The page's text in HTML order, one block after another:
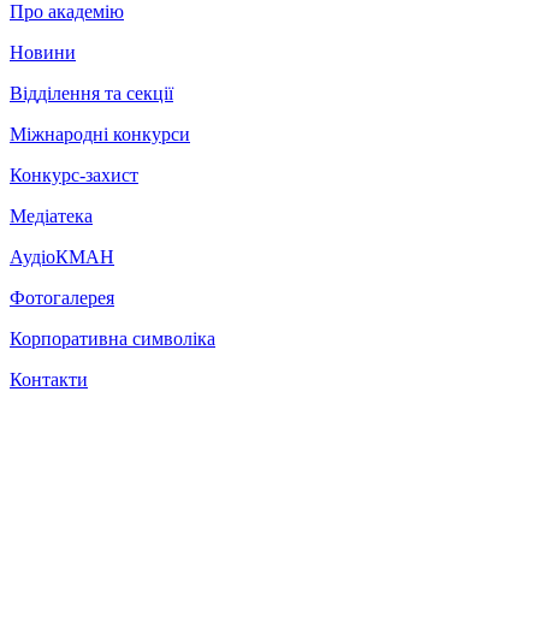
Про академію
Новини
Відділення та секції
Міжнародні конкурси
Конкурс-захист
Медіатека
АудіоКМАН
Фотогалерея
Корпоративна символіка
Контакти